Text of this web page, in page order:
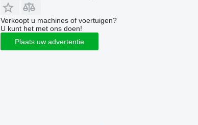
Verkoopt u machines of voertuigen?
U kunt het met ons doen!
Plaats uw advertentie